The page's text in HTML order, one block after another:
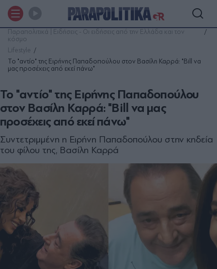
Παραπολιτικά | Ειδήσεις - Οι ειδήσεις από την Ελλάδα και τον
κόσμο
Lifestyle
Το "αντίο" της Ειρήνης Παπαδοπούλου στον Βασίλη Καρρά: "Bill να
μας προσέχεις από εκεί πάνω"
Το "αντίο" της Ειρήνης Παπαδοπούλου
στον Βασίλη Καρρά: "Bill να μας
προσέχεις από εκεί πάνω"
Συντετριμμένη η Ειρήνη Παπαδοπούλου στην κηδεία
του φίλου της, Βασίλη Καρρά